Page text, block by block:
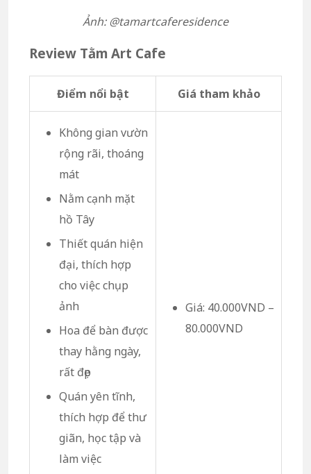
Ảnh: @tamartcaferesidence
Review Tằm Art Cafe
Điểm nổi bật Giá tham khảo
Không gian vườn
rộng rãi, thoáng
mát
Nằm cạnh mặt
hồ Tây
Thiết quán hiện
đại, thích hợp
cho việc chụp
ảnh
Hoa để bàn được
thay hằng ngày,
rất đẹp
Quán yên tĩnh,
thích hợp để thư
giãn, học tập và
làm việc
Giá: 40.000VND –
80.000VND